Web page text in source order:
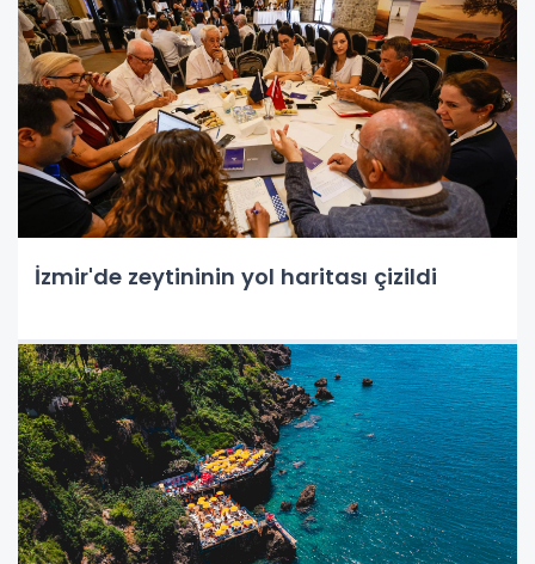
İzmir'de zeytininin yol haritası çizildi